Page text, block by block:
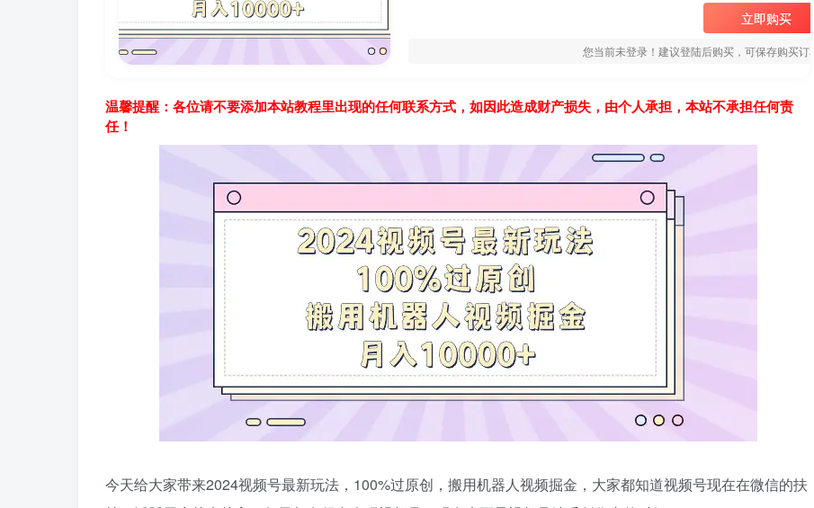
立即购买
您当前未登录！建议登陆后购买，可保存购买订单
温馨提醒：各位请不要添加本站教程里出现的任何联系方式，如因此造成财产损失，由个人承担，本站不承担任何责
任！
今天给大家带来2024视频号最新玩法，100%过原创，搬用机器人视频掘金，大家都知道视频号现在在微信的扶